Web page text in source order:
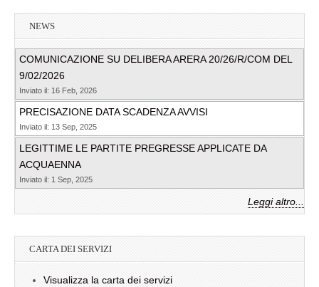
NEWS
COMUNICAZIONE SU DELIBERA ARERA 20/26/R/COM DEL
9/02/2026
Inviato il: 16 Feb, 2026
PRECISAZIONE DATA SCADENZA AVVISI
Inviato il: 13 Sep, 2025
LEGITTIME LE PARTITE PREGRESSE APPLICATE DA
ACQUAENNA
Inviato il: 1 Sep, 2025
Leggi altro...
CARTA DEI SERVIZI
Visualizza la carta dei servizi